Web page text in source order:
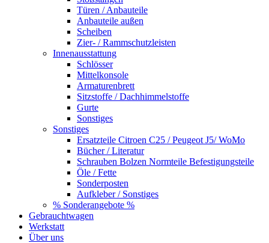
Türen / Anbauteile
Anbauteile außen
Scheiben
Zier- / Rammschutzleisten
Innenausstattung
Schlösser
Mittelkonsole
Armaturenbrett
Sitzstoffe / Dachhimmelstoffe
Gurte
Sonstiges
Sonstiges
Ersatzteile Citroen C25 / Peugeot J5/ WoMo
Bücher / Literatur
Schrauben Bolzen Normteile Befestigungsteile
Öle / Fette
Sonderposten
Aufkleber / Sonstiges
% Sonderangebote %
Gebrauchtwagen
Werkstatt
Über uns